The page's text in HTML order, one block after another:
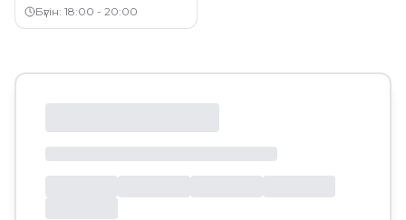
Бүгін: 18:00 - 20:00